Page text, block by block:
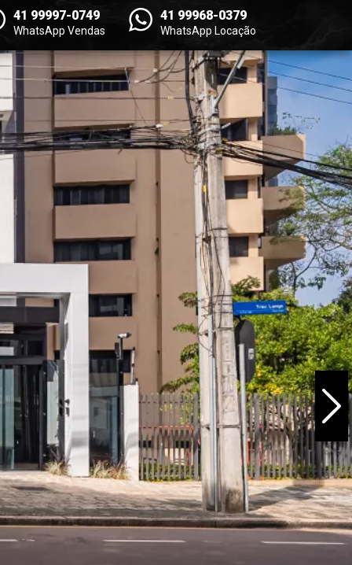
41 99997-0749
WhatsApp Vendas
41 99968-0379
WhatsApp Locação